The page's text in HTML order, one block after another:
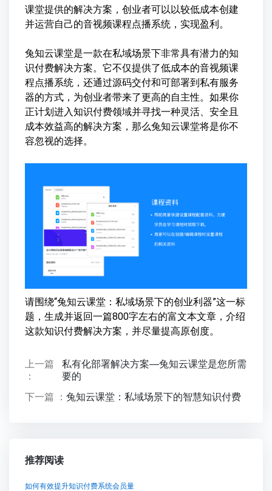
课堂提供的解决方案，创业者可以以较低成本创建
并运营自己的音视频课程点播系统，实现盈利。
兔知云课堂是一款在私域场景下非常具有潜力的知
识付费解决方案。它不仅提供了低成本的音视频课
程点播系统，还通过源码交付和可部署到私有服务
器的方式，为创业者带来了更高的自主性。如果你
正计划进入知识付费领域并寻找一种灵活、安全且
成本效益高的解决方案，那么兔知云课堂将是你不
容忽视的选择。
请围绕“兔知云课堂：私域场景下的创业利器”这一标
题，生成并返回一篇800字左右的富文本文章，介绍
这款知识付费解决方案，并尽量提高原创度。
上一篇
：
私有化部署解决方案—兔知云课堂是您所需
要的
下一篇 ： 兔知云课堂：私域场景下的智慧知识付费
推荐阅读
如何有效提升知识付费系统会员量